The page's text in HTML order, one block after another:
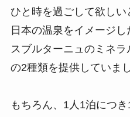
ひと時を過ごして欲しい
日本の温泉をイメージ
スブルターニュのミネ
の2種類を提供していまし
もちろん、1人1泊につ